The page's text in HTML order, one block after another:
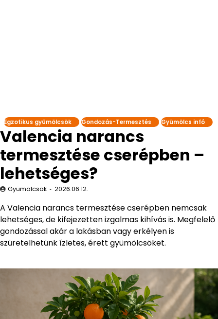
Egzotikus gyümölcsök Gondozás-Termesztés Gyümölcs infó
Valencia narancs
termesztése cserépben –
lehetséges?
Gyümölcsök 2026.06.12.
A Valencia narancs termesztése cserépben nemcsak
lehetséges, de kifejezetten izgalmas kihívás is. Megfelelő
gondozással akár a lakásban vagy erkélyen is
szüretelhetünk ízletes, érett gyümölcsöket.